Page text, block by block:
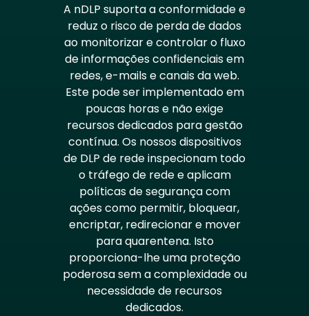
A nDLP suporta a conformidade e
reduz o risco de perda de dados
ao monitorizar e controlar o fluxo
de informações confidenciais em
redes, e-mails e canais da web.
Este pode ser implementado em
poucas horas e não exige
recursos dedicados para gestão
contínua. Os nossos dispositivos
de DLP de rede inspecionam todo
o tráfego de rede e aplicam
políticas de segurança com
ações como permitir, bloquear,
encriptar, redirecionar e mover
para quarentena. Isto
proporciona-lhe uma proteção
poderosa sem a complexidade ou
necessidade de recursos
dedicados.